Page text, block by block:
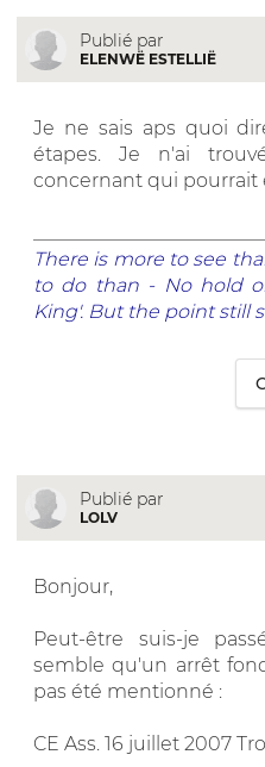
Publié par
ELENWË ESTELLIË
Je ne sais aps quoi
étapes. Je n'ai
concernant qui pourrait
There is more to see
to do than - No hold
King'. But the point still
Publié par
LOLV
Bonjour,
Peut-être suis-je
semble qu'un arrêt
pas été mentionné :
CE Ass. 16 juillet 2007